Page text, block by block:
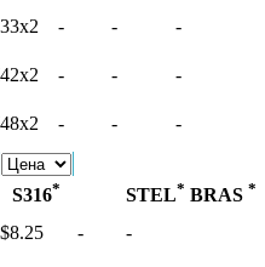
- - -
- - -
- - -
S316* STEL* BRAS *
$8.25 - -